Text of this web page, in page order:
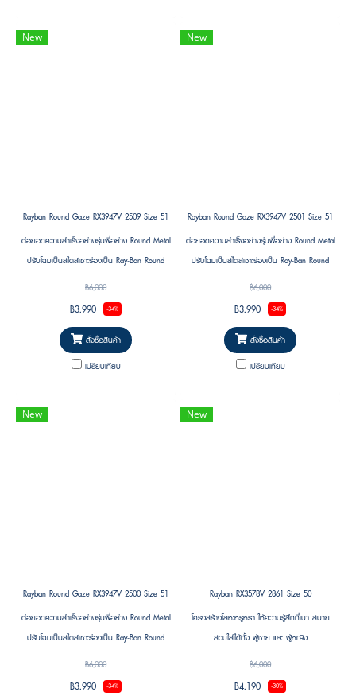
New
Rayban Round Gaze RX3947V 2509 Size 51
ต่อยอดความสำเร็จอย่างรุ่นพี่อย่าง Round Metal
ปรับโฉมเป็นสไตล์เซาะร่องเป็น Ray-Ban Round
Gaze
฿6,000
฿3,990 -34%
สั่งซื้อสินค้า
เปรียบเทียบ
New
Rayban Round Gaze RX3947V 2501 Size 51
ต่อยอดความสำเร็จอย่างรุ่นพี่อย่าง Round Metal
ปรับโฉมเป็นสไตล์เซาะร่องเป็น Ray-Ban Round
Gaze
฿6,000
฿3,990 -34%
สั่งซื้อสินค้า
เปรียบเทียบ
New
Rayban Round Gaze RX3947V 2500 Size 51
ต่อยอดความสำเร็จอย่างรุ่นพี่อย่าง Round Metal
ปรับโฉมเป็นสไตล์เซาะร่องเป็น Ray-Ban Round
Gaze
฿6,000
฿3,990 -34%
New
Rayban RX3578V 2861 Size 50
โครงสร้างโลหะหรูหรา ให้ความรู้สึกที่เบา สบาย
สวมใส่ได้ทั้ง ผู้ชาย และ ผู้หญิง
฿6,000
฿4,190 -30%